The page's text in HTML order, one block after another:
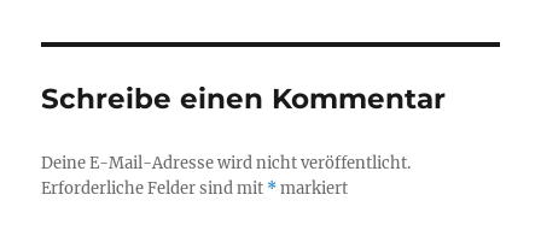
Schreibe einen Kommentar
Deine E-Mail-Adresse wird nicht veröffentlicht.
Erforderliche Felder sind mit *markiert